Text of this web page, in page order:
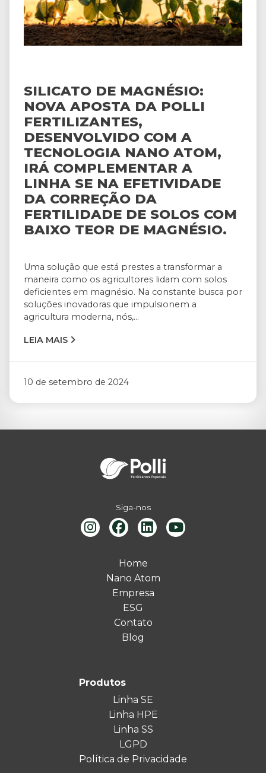
SILICATO DE MAGNÉSIO:
NOVA APOSTA DA POLLI
FERTILIZANTES,
DESENVOLVIDO COM A
TECNOLOGIA NANO ATOM,
IRÁ COMPLEMENTAR A
LINHA SE NA EFETIVIDADE
DA CORREÇÃO DA
FERTILIDADE DE SOLOS COM
BAIXO TEOR DE MAGNÉSIO.
Uma solução que está prestes a transformar a
maneira como os agricultores lidam com solos
deficientes em magnésio. Na constante busca por
soluções inovadoras que impulsionem a
agricultura moderna, nós,...
LEIA MAIS
10 de setembro de 2024
Siga-nos
Home
Nano Atom
Empresa
ESG
Contato
Blog
Produtos
Linha SE
Linha HPE
Linha SS
LGPD
Política de Privacidade